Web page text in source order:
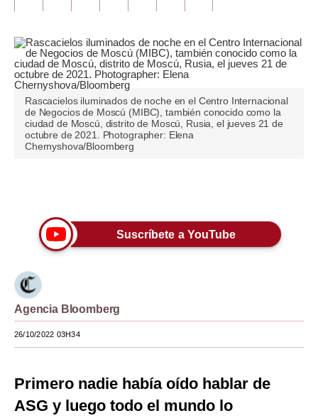
Pregunta de hoy
Blogs
Tendencias
Lujo
Estilos
EEUU
México
España
Internacional
Tecnología
Rascacielos iluminados de noche en el Centro Internacional
de Negocios de Moscú (MIBC), también conocido como la
ciudad de Moscú, distrito de Moscú, Rusia, el jueves 21 de
octubre de 2021. Photographer: Elena
Chernyshova/Bloomberg
Suscríbete a YouTube
Agencia Bloomberg
26/10/2022 03H34
Primero nadie había oído hablar de
ASG y luego todo el mundo lo